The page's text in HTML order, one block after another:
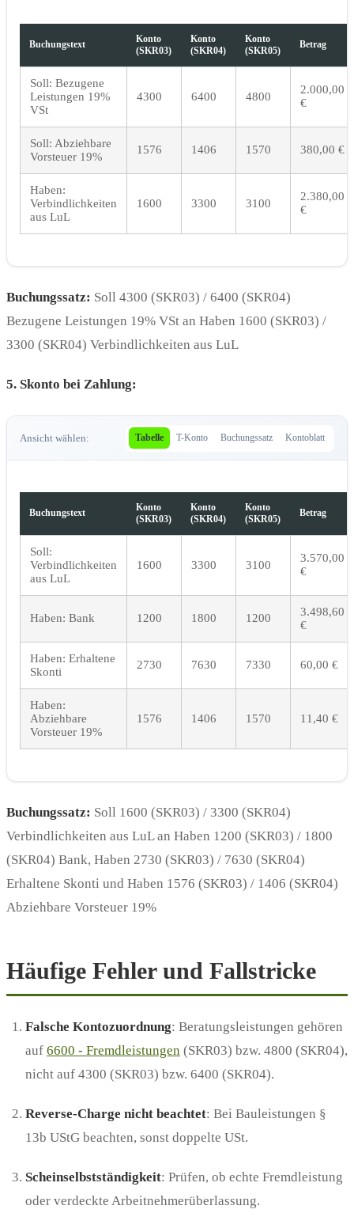
Buchungstext
Konto
(SKR03)
Konto
(SKR04)
Konto
(SKR05)
Betrag
Soll: Bezugene
Leistungen 19%
VSt
4300 6400 4800
2.000,00
€
Soll: Abziehbare
Vorsteuer 19%
1576 1406 1570 380,00 €
Haben:
Verbindlichkeiten
aus LuL
1600 3300 3100
2.380,00
€
Buchungssatz: Soll 4300 (SKR03) / 6400 (SKR04)
Bezugene Leistungen 19% VSt an Haben 1600 (SKR03) /
3300 (SKR04) Verbindlichkeiten aus LuL
5. Skonto bei Zahlung:
Ansicht wählen: Tabelle T-Konto Buchungssatz Kontoblatt
Buchungstext
Konto
(SKR03)
Konto
(SKR04)
Konto
(SKR05)
Betrag
Soll:
Verbindlichkeiten
aus LuL
1600 3300 3100
3.570,00
€
Haben: Bank 1200 1800 1200
3.498,60
€
Haben: Erhaltene
Skonti
2730 7630 7330 60,00 €
Haben:
Abziehbare
Vorsteuer 19%
1576 1406 1570 11,40 €
Buchungssatz: Soll 1600 (SKR03) / 3300 (SKR04)
Verbindlichkeiten aus LuL an Haben 1200 (SKR03) / 1800
(SKR04) Bank, Haben 2730 (SKR03) / 7630 (SKR04)
Erhaltene Skonti und Haben 1576 (SKR03) / 1406 (SKR04)
Abziehbare Vorsteuer 19%
Häufige Fehler und Fallstricke
Falsche Kontozuordnung: Beratungsleistungen gehören
auf 6600 - Fremdleistungen (SKR03) bzw. 4800 (SKR04),
nicht auf 4300 (SKR03) bzw. 6400 (SKR04).
Reverse-Charge nicht beachtet: Bei Bauleistungen §
13b UStG beachten, sonst doppelte USt.
Scheinselbstständigkeit: Prüfen, ob echte Fremdleistung
oder verdeckte Arbeitnehmerüberlassung.